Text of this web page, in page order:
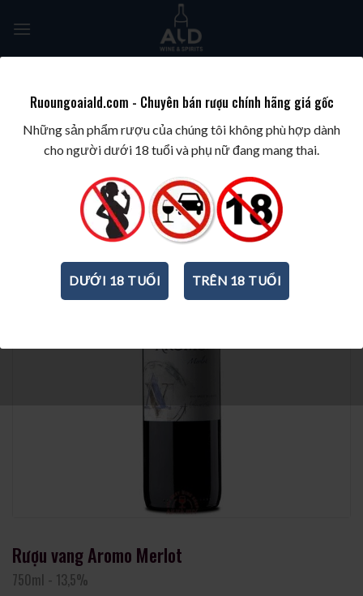
TRANG CHỦ WINE/BIA/SAKE/SOJU / RƯỢU VANG CHILE
Rượu vang Aromo Merlot
750ml - 13,5%
Ruoungoaiald.com - Chuyên bán rượu chính hãng giá gốc
Những sản phẩm rượu của chúng tôi không phù hợp dành
cho người dưới 18 tuổi và phụ nữ đang mang thai.
DƯỚI 18 TUỔI TRÊN 18 TUỔI